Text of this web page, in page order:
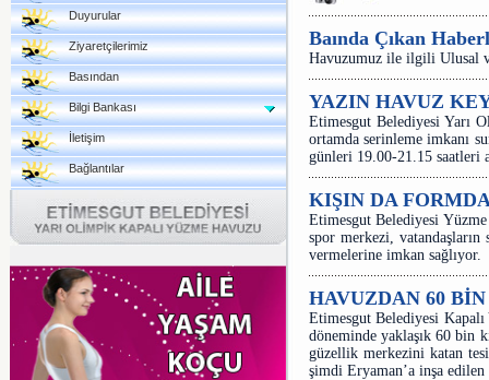
Duyurular
Ziyaretçilerimiz
Basından
Bilgi Bankası
İletişim
Bağlantılar
Baında Çıkan
Havuzumuz ile ilgili Ulusal
YAZIN HAVUZ
Etimesgut Belediyesi Yarı
ortamda serinleme imkanı
günleri 19.00-21.15 saatleri
KIŞIN DA
Etimesgut Belediyesi
spor merkezi,
vermelerine imkan sağlıyor.
HAVUZDAN 60
Etimesgut Belediyesi
döneminde yaklaşık 60 bin
güzellik merkezini katan
şimdi Eryaman’a inşa edilen